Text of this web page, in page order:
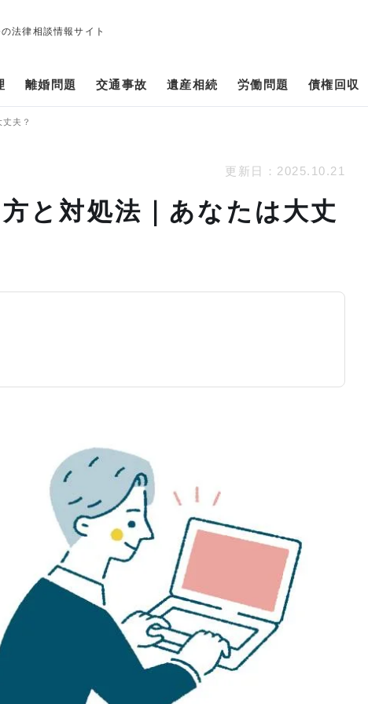
法律相談情報サイト
離婚問題 交通事故 遺産相続 労働問題 債権回収
夫？
更新日： 2025.10.21
と対処法｜あなたは大丈